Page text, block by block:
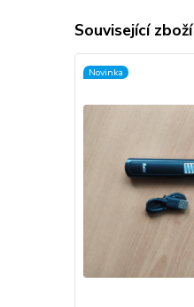
Související zboží
Novinka